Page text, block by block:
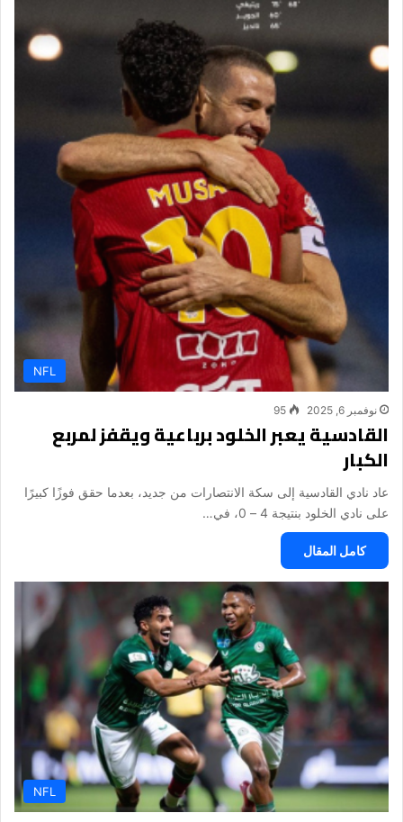
NFL
نوفمبر 6, 2025 95
القادسية يعبر الخلود برباعية ويقفز لمربع
الكبار
عاد نادي القادسية إلى سكة الانتصارات من جديد، بعدما حقق فوزًا كبيرًا
على نادي الخلود بنتيجة 4 – 0، في…
كامل المقال
NFL